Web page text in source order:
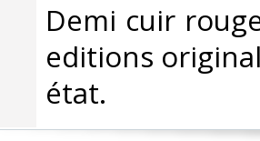
‎Demi cuir
editions
état.‎